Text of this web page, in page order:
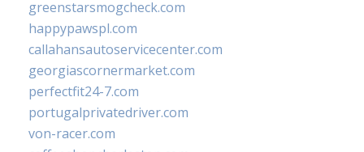
greenstarsmogcheck.com
happypawspl.com
callahansautoservicecenter.com
georgiascornermarket.com
perfectfit24-7.com
portugalprivatedriver.com
von-racer.com